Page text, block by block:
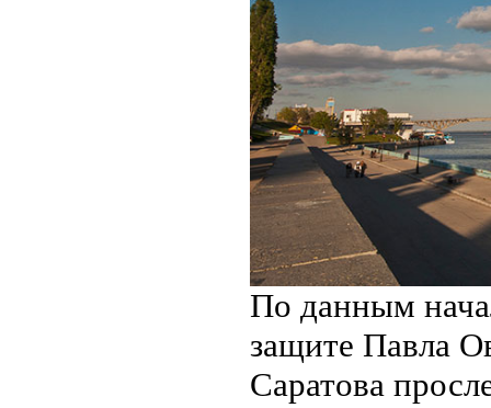
По данным
защите Павла
Саратова